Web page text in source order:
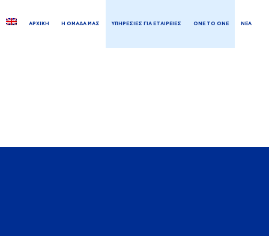
ΑΡΧΙΚΗ Η ΟΜΑΔΑ ΜΑΣ ΥΠΗΡΕΣΙΕΣ ΓΙΑ ΕΤΑΙΡΕΙΕΣ ONE TO ONE ΝΕΑ